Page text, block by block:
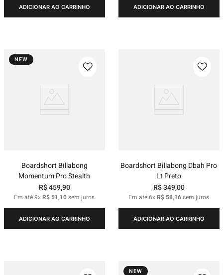
ADICIONAR AO CARRINHO ADICIONAR AO CARRINHO
NEW
Boardshort Billabong
Momentum Pro Stealth
R$459,90
Em até9xR$ 51,10sem juros
ADICIONAR AO CARRINHO
Boardshort Billabong Dbah Pro
Lt Preto
R$349,00
Em até6xR$ 58,16sem juros
ADICIONAR AO CARRINHO
NEW